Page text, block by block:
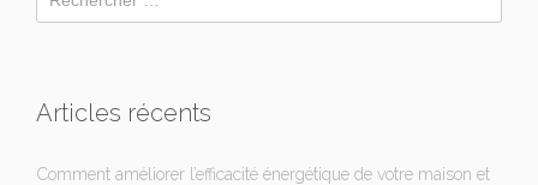
Articles récents
Comment améliorer l’efficacité énergétique de votre maison et